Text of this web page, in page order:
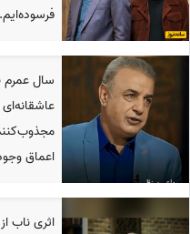
سال عمرم
اعماق
اثری ناب